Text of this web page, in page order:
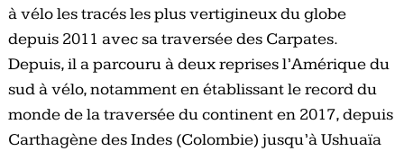
à vélo les tracés les plus vertigineux du globe
depuis 2011 avec sa traversée des Carpates.
Depuis, il a parcouru à deux reprises l’Amérique du
sud à vélo, notamment en établissant le record du
monde de la traversée du continent en 2017, depuis
Carthagène des Indes (Colombie) jusqu’à Ushuaïa